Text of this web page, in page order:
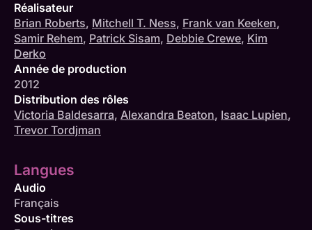
Réalisateur
Brian Roberts, Mitchell T. Ness, Frank van Keeken,
Samir Rehem, Patrick Sisam, Debbie Crewe, Kim
Derko
Année de production
2012
Distribution des rôles
Victoria Baldesarra, Alexandra Beaton, Isaac Lupien,
Trevor Tordjman
Langues
Audio
Français
Sous-titres